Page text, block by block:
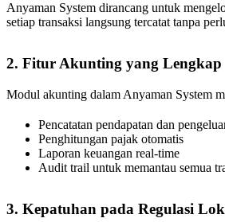
Anyaman System dirancang untuk
setiap transaksi langsung tercatat tanpa
2. Fitur Akunting yang Lengkap
Modul akunting dalam Anyaman System
Pencatatan pendapatan dan
Penghitungan pajak otomatis
Laporan keuangan real-time
Audit trail untuk memantau semua
3. Kepatuhan pada Regulasi